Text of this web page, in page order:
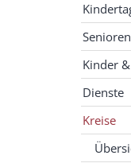
Kinder
Dienste
Kreise